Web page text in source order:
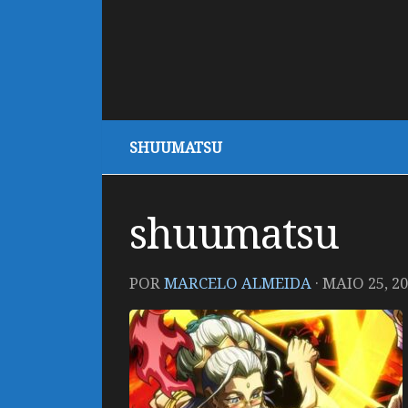
SHUUMATSU
shuumatsu
PORMARCELO ALMEIDA · MAIO 25,